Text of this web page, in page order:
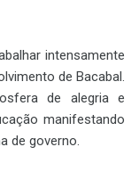
intensamente
de Bacabal.
de alegria e
manifestando
de governo.